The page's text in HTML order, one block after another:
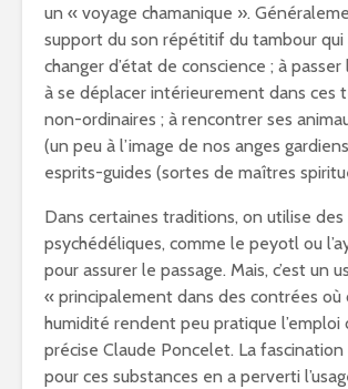
un « voyage chamanique ».
support du son répétitif du tambour qui
changer d’état de conscience ; à
à se déplacer intérieurement dans ces
non-ordinaires ; à rencontrer ses
(un peu à l’image de nos anges
esprits-guides (sortes de maîtres
Dans certaines traditions, on utilise des
psychédéliques, comme le peyotl ou
pour assurer le passage. Mais, c’est un
« principalement dans des contrées où
humidité rendent peu pratique l’emploi
précise Claude Poncelet. La
pour ces substances en a perverti